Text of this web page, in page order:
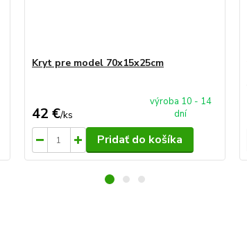
Kryt pre model 70x15x25cm
42 €/ks
výroba 10 - 14
dní
Pridať do košíka